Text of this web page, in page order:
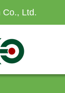
Co., Ltd.